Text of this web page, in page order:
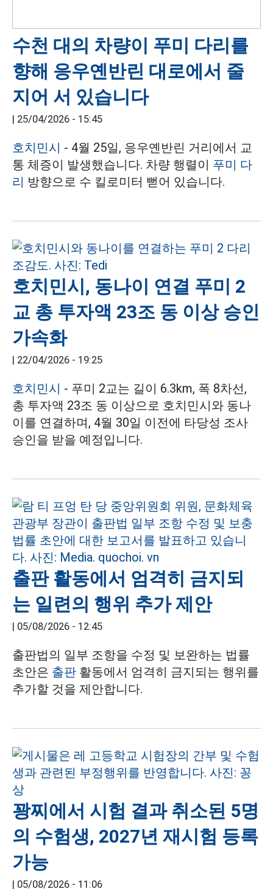
수천 대의 차량이 푸미 다리를
향해 응우옌반린 대로에서 줄
지어 서 있습니다
| 25/04/2026 - 15:45
호치민시 - 4월 25일, 응우옌반린 거리에서 교
통 체증이 발생했습니다. 차량 행렬이 푸미 다
리 방향으로 수 킬로미터 뻗어 있습니다.
호치민시, 동나이 연결 푸미 2
교 총 투자액 23조 동 이상 승인
가속화
| 22/04/2026 - 19:25
호치민시 - 푸미 2교는 길이 6.3km, 폭 8차선,
총 투자액 23조 동 이상으로 호치민시와 동나
이를 연결하며, 4월 30일 이전에 타당성 조사
승인을 받을 예정입니다.
출판 활동에서 엄격히 금지되
는 일련의 행위 추가 제안
| 05/08/2026 - 12:45
출판법의 일부 조항을 수정 및 보완하는 법률
초안은 출판 활동에서 엄격히 금지되는 행위를
추가할 것을 제안합니다.
꽝찌에서 시험 결과 취소된 5명
의 수험생, 2027년 재시험 등록
가능
| 05/08/2026 - 11:06